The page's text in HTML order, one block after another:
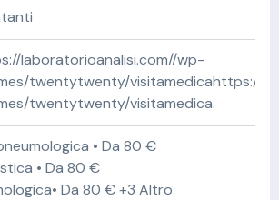
laboratorioanalisi.com//wp-
twentytwenty/visitamedicahttps://
twentytwenty/visitamedica.
• Da 80 €
• Da 80 €
Da 80 € +3 Altro